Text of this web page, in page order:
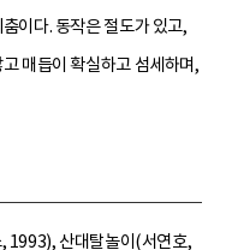
이다. 동작은 절도가 있고,
매듭이 확실하고 섬세하며,
1993), 산대탈놀이(서연호,